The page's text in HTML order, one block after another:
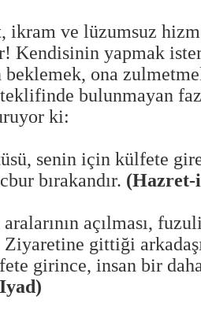
ikram ve lüzumsuz
Kendisinin yapmak
beklemek, ona
bulunmayan
ki:
senin için külfete
bırakandır.
açılması,
gittiği
girince, insan bir